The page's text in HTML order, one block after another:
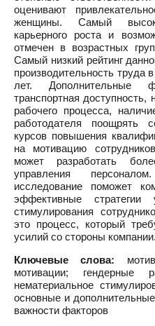
оценивают
женщины. Самый
карьерного роста и
отмечен в возрастных
Самый низкий рейтинг
производительность труда
лет. Дополнительные
транспортная доступность,
рабочего процесса,
работодателя поощрять
курсов повышения
на мотивацию
может разработать
управления
исследование поможет
эффективные стратегии
стимулирования
это процесс, который
усилий со стороны компании.
Ключевые слова:
мотивации; гендерные
нематериальное
основные и
важности факторов